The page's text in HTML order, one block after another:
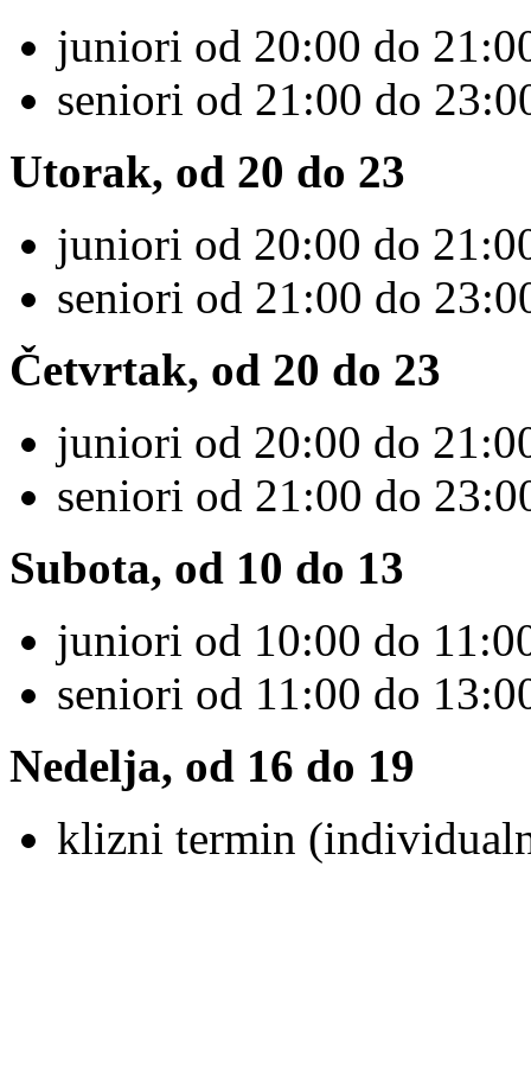
juniori od 20:00 do
seniori od 21:00 do
Utorak, od 20 do 23
juniori od 20:00 do
seniori od 21:00 do
Četvrtak, od 20 do 23
juniori od 20:00 do
seniori od 21:00 do
Subota, od 10 do 13
juniori od 10:00 do
seniori od 11:00 do
Nedelja, od 16 do 19
klizni termin